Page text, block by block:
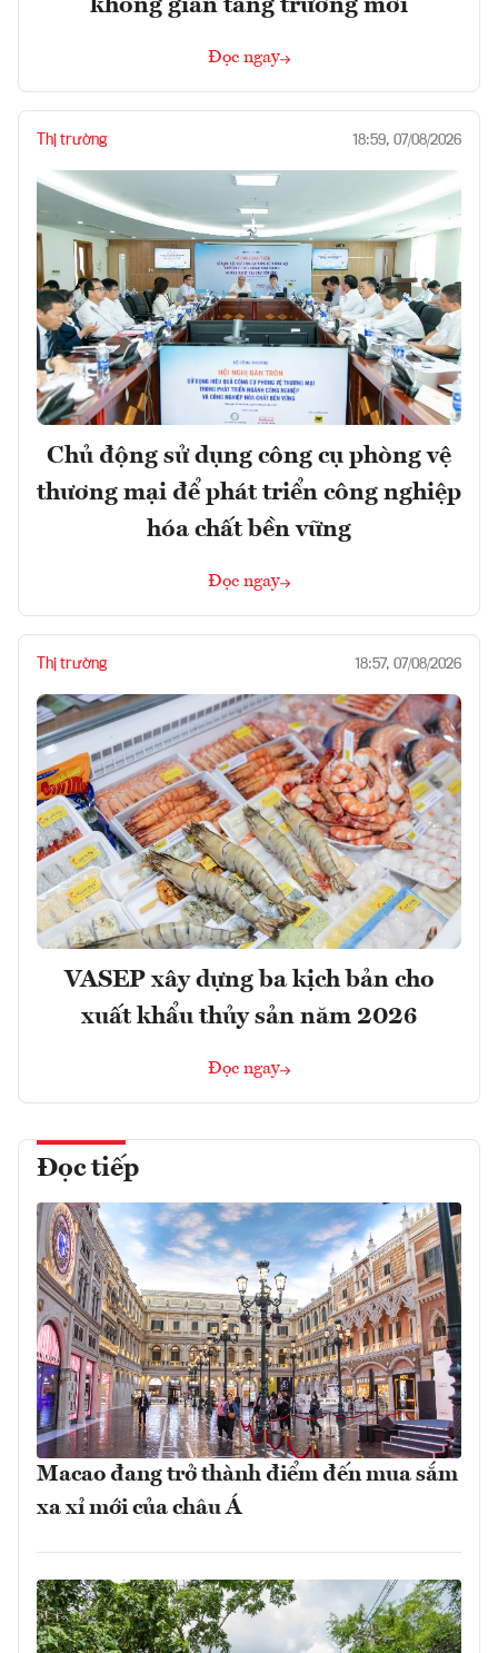
không gian tăng trưởng mới
Đọc ngay
Thị trường 18:59, 07/08/2026
Chủ động sử dụng công cụ phòng vệ
thương mại để phát triển công nghiệp
hóa chất bền vững
Đọc ngay
Thị trường 18:57, 07/08/2026
VASEP xây dựng ba kịch bản cho
xuất khẩu thủy sản năm 2026
Đọc ngay
Đọc tiếp
Macao đang trở thành điểm đến mua sắm
xa xỉ mới của châu Á